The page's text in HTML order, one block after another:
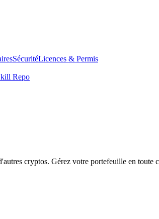
SécuritéLicences & Permis
Repo
cryptos. Gérez votre portefeuille en toute